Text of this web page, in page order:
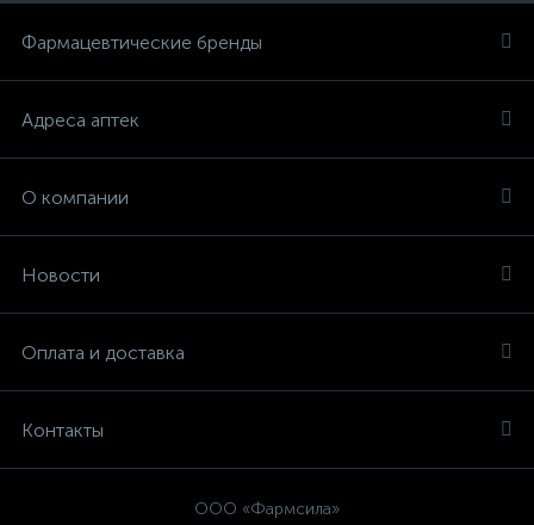
Фармацевтические бренды
Адреса аптек
О компании
Новости
Оплата и доставка
Контакты
ООО «Фармсила»